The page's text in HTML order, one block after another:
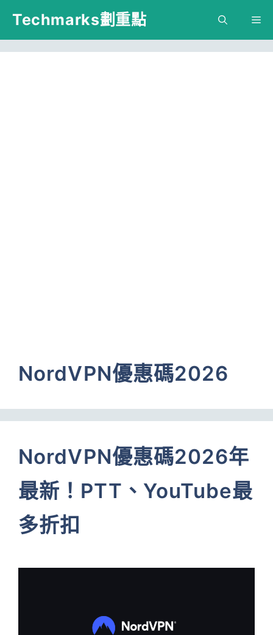
跳
主
Techmarks劃重點
NordVPN優惠碼2026
NordVPN優惠碼2026年
最新！PTT、YouTube最
多折扣